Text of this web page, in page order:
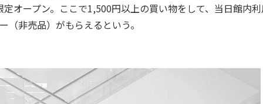
オープン。ここで1,500円以上の買い物をして、当日館内
非売品）がもらえるという。